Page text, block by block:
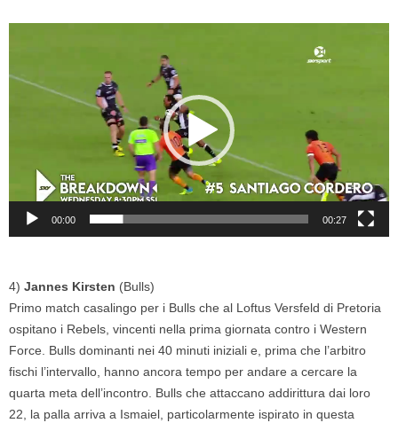
00:00 00:27
4) Jannes Kirsten (Bulls)
Primo match casalingo per i Bulls che al Loftus Versfeld di Pretoria
ospitano i Rebels, vincenti nella prima giornata contro i Western
Force. Bulls dominanti nei 40 minuti iniziali e, prima che l’arbitro
fischi l’intervallo, hanno ancora tempo per andare a cercare la
quarta meta dell’incontro. Bulls che attaccano addirittura dai loro
22, la palla arriva a Ismaiel, particolarmente ispirato in questa